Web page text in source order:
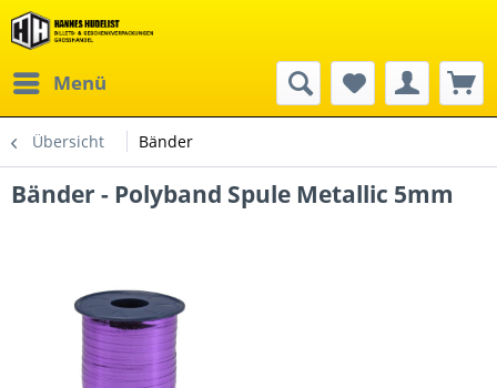
Menü
Übersicht Bänder
Bänder - Polyband Spule Metallic 5mm